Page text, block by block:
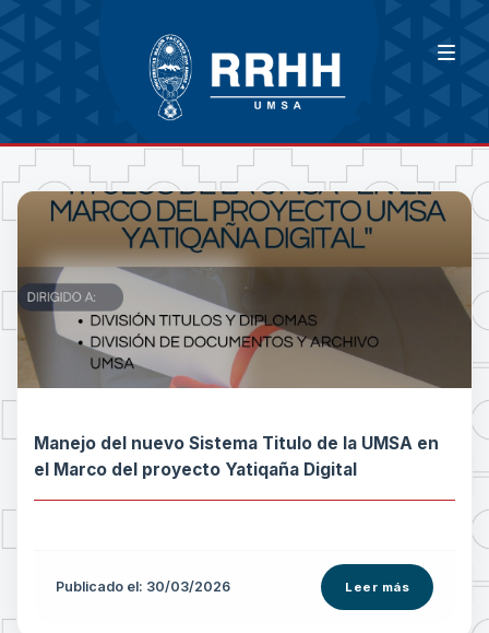
Manejo del nuevo Sistema Titulo de la UMSA en
el Marco del proyecto Yatiqaña Digital
Publicado el: 30/03/2026 Leer más